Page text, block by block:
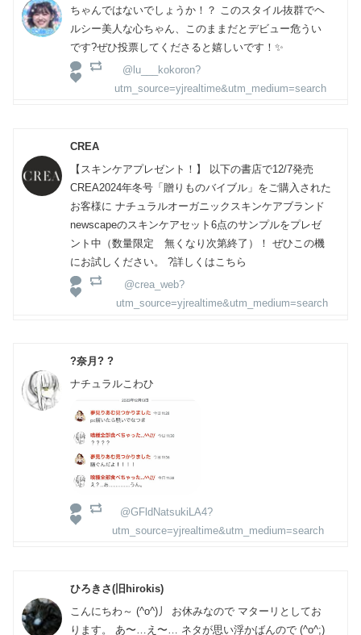
ちゃんではないでしょうか！？ このスタイル抜群でヘ
ルシー美人な心ちゃん、このままだとデビュー危うい
です?ぜひ投票してくださると嬉しいです！✨
@lu___kokoron?
utm_source=yjrealtime&utm_medium=search
CREA
【スキンケアプレゼント！】 以下の書店で12/7発売
CREA2024年冬号「贈りものバイブル」をご購入された
お客様に ナチュラルオーガニックスキンケアブランド
newscapeのスキンケアセット6点のサンプルをプレゼ
ント中（数量限定 無くなり次第終了）！ ぜひこの機
にお試しください。 ?詳しくはこちら
@crea_web?
utm_source=yjrealtime&utm_medium=search
?奈月? ?
ナチュラルこわひ
@GFldNatsukiLA4?
utm_source=yjrealtime&utm_medium=search
ひろきさ(旧hirokis)
こんにちわ～ (^o^)丿 お休みなので マターリとしてお
ります。 あ〜…え〜… ネタが思い浮かばんので (^o^;)